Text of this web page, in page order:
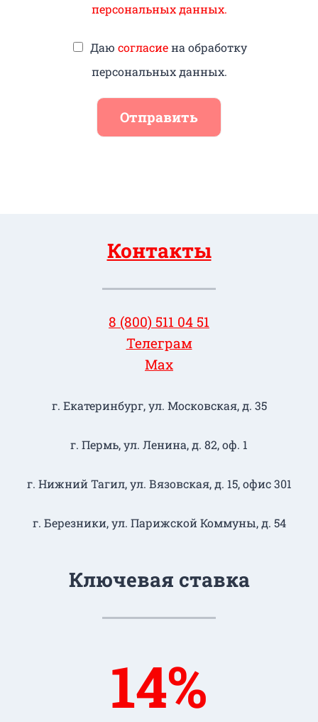
персональных данных.
Даю согласиена обработку
персональных данных.
Отправить
Контакты
8 (800) 511 04 51
Телеграм
Max
г. Екатеринбург, ул. Московская, д. 35
г. Пермь, ул. Ленина, д. 82, оф. 1
г. Нижний Тагил​, ул. Вязовская, д. 15, офис 301
г. Березники, ул. Парижской Коммуны, д. 54
Ключевая ставка
14%